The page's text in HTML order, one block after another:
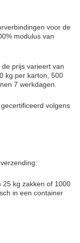
voor de
modulus van
prijs varieert van
kg per karton, 500
7 werkdagen.
volgens
25 kg zakken of 1000
in een container